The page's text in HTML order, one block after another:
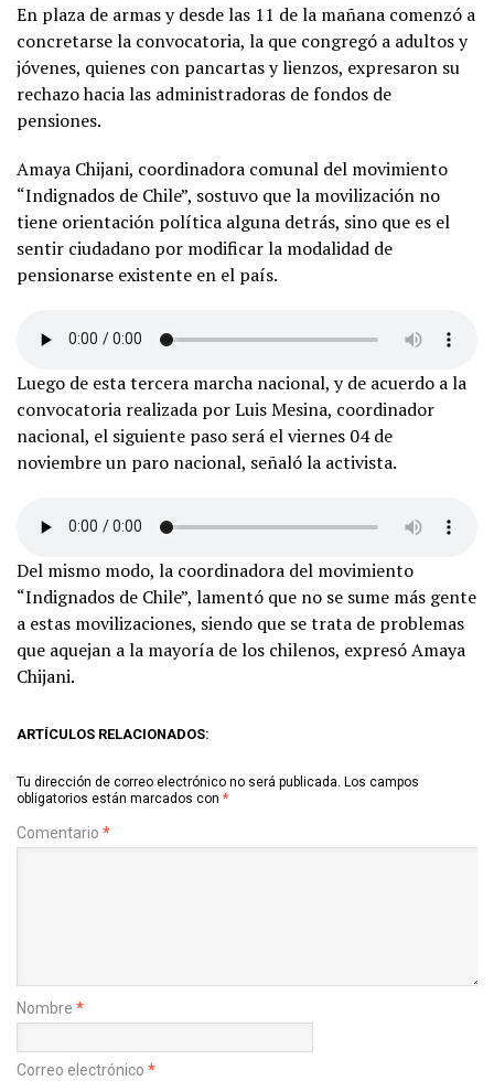
En plaza de armas y desde las 11 de la mañana comenzó a
concretarse la convocatoria, la que congregó a adultos y
jóvenes, quienes con pancartas y lienzos, expresaron su
rechazo hacia las administradoras de fondos de
pensiones.
Amaya Chijani, coordinadora comunal del movimiento
“Indignados de Chile”, sostuvo que la movilización no
tiene orientación política alguna detrás, sino que es el
sentir ciudadano por modificar la modalidad de
pensionarse existente en el país.
Luego de esta tercera marcha nacional, y de acuerdo a la
convocatoria realizada por Luis Mesina, coordinador
nacional, el siguiente paso será el viernes 04 de
noviembre un paro nacional, señaló la activista.
Del mismo modo, la coordinadora del movimiento
“Indignados de Chile”, lamentó que no se sume más gente
a estas movilizaciones, siendo que se trata de problemas
que aquejan a la mayoría de los chilenos, expresó Amaya
Chijani.
ARTÍCULOS RELACIONADOS:
Tu dirección de correo electrónico no será publicada. Los campos
obligatorios están marcados con *
Comentario *
Nombre *
Correo electrónico *